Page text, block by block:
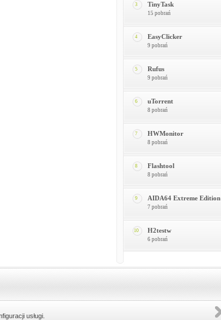
3 TinyTask
15 pobrań
4 EasyClicker
9 pobrań
5 Rufus
9 pobrań
6 uTorrent
8 pobrań
7 HWMonitor
8 pobrań
8 Flashtool
8 pobrań
9 AIDA64 Extreme Edition
7 pobrań
10 H2testw
6 pobrań
usługi.